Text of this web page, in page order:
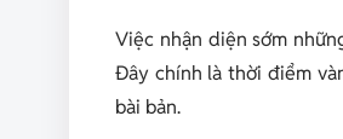
Việc nhận diện sớm
Đây chính là thời điểm
bài bản.